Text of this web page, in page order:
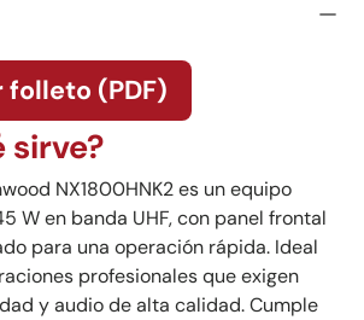
folleto (PDF)
sirve?
NX1800HNK2 es un equipo
W en banda UHF, con panel frontal
para una operación rápida. Ideal
profesionales que exigen
y audio de alta calidad. Cumple